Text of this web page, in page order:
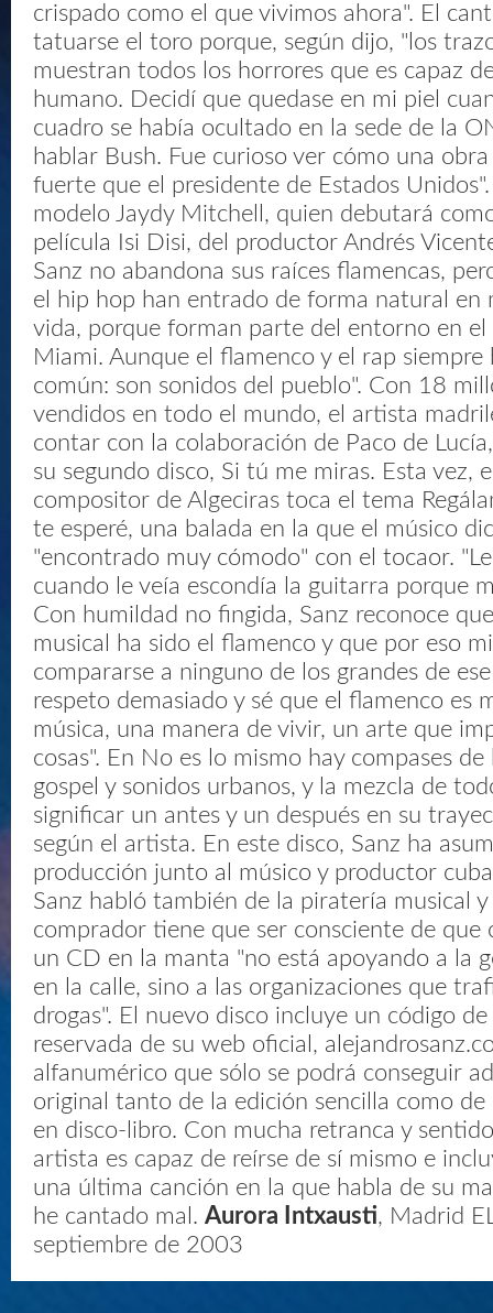
crispado como el que vivimos ahora". El
tatuarse el toro porque, según dijo, "los
muestran todos los horrores que es capaz
humano. Decidí que quedase en mi piel
cuadro se había ocultado en la sede de la
hablar Bush. Fue curioso ver cómo una
fuerte que el presidente de Estados
modelo Jaydy Mitchell, quien debutará
película Isi Disi, del productor Andrés
Sanz no abandona sus raíces flamencas,
el hip hop han entrado de forma natural en
vida, porque forman parte del entorno en el
Miami. Aunque el flamenco y el rap
común: son sonidos del pueblo". Con 18
vendidos en todo el mundo, el artista
contar con la colaboración de Paco de
su segundo disco, Si tú me miras. Esta vez,
compositor de Algeciras toca el tema
te esperé, una balada en la que el músico
"encontrado muy cómodo" con el tocaor.
cuando le veía escondía la guitarra porque
Con humildad no fingida, Sanz reconoce
musical ha sido el flamenco y que por eso
compararse a ninguno de los grandes de
respeto demasiado y sé que el flamenco es
música, una manera de vivir, un arte que
cosas". En No es lo mismo hay compases
gospel y sonidos urbanos, y la mezcla de
significar un antes y un después en su
según el artista. En este disco, Sanz ha
producción junto al músico y productor
Sanz habló también de la piratería musical
comprador tiene que ser consciente de que
un CD en la manta "no está apoyando a la
en la calle, sino a las organizaciones que
drogas". El nuevo disco incluye un código
reservada de su web oficial,
alfanumérico que sólo se podrá conseguir
original tanto de la edición sencilla como
en disco-libro. Con mucha retranca y
artista es capaz de reírse de sí mismo e
una última canción en la que habla de su
he cantado mal. Aurora Intxausti, Madrid
septiembre de 2003